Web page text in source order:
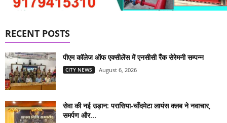
RECENT POSTS
पीएम कॉलेज ऑफ एक्सीलेंस में एनसीसी रैंक सेरेमनी सम्पन्न
CITY NEWS August 6, 2026
सेवा की नई उड़ान: परासिया-चाँदमेटा लायंस क्लब ने नवाचार,
समर्पण और...